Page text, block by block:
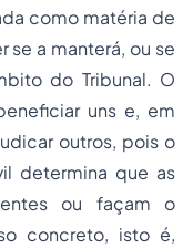
como matéria de
se a manterá, ou se
do Tribunal. O
uns e, em
outros, pois o
determina que as
ou façam o
concreto, isto é,